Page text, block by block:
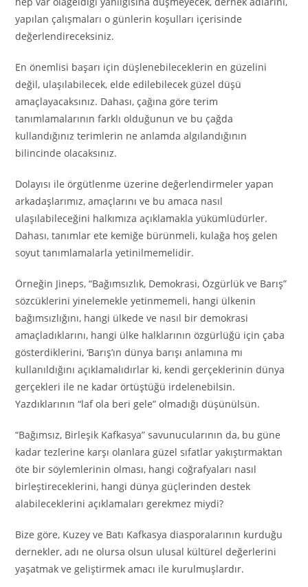
yapılan çalışmaları o günlerin koşulları içerisinde
değerlendireceksiniz.
En önemlisi başarı için düşlenebileceklerin en güzelini
değil, ulaşılabilecek, elde edilebilecek güzel düşü
amaçlayacaksınız. Dahası, çağına göre terim
tanımlamalarının farklı olduğunun ve bu çağda
kullandığınız terimlerin ne anlamda algılandığının
bilincinde olacaksınız.
Dolayısı ile örgütlenme üzerine değerlendirmeler yapan
arkadaşlarımız, amaçlarını ve bu amaca nasıl
ulaşılabileceğini halkımıza açıklamakla yükümlüdürler.
Dahası, tanımlar ete kemiğe bürünmeli, kulağa hoş gelen
soyut tanımlamalarla yetinilmemelidir.
Örneğin Jineps, “Bağımsızlık, Demokrasi, Özgürlük ve Barış”
sözcüklerini yinelemekle yetinmemeli, hangi ülkenin
bağımsızlığını, hangi ülkede ve nasıl bir demokrasi
amaçladıklarını, hangi ülke halklarının özgürlüğü için çaba
gösterdiklerini, ‘Barış’ın dünya barışı anlamına mı
kullanıldığını açıklamalıdırlar ki, kendi gerçeklerinin dünya
gerçekleri ile ne kadar örtüştüğü irdelenebilsin.
Yazdıklarının “laf ola beri gele” olmadığı düşünülsün.
“Bağımsız, Birleşik Kafkasya” savunucularının da, bu güne
kadar tezlerine karşı olanlara güzel sıfatlar yakıştırmaktan
öte bir söylemlerinin olması, hangi coğrafyaları nasıl
birleştireceklerini, hangi dünya güçlerinden destek
alabileceklerini açıklamaları gerekmez miydi?
Bize göre, Kuzey ve Batı Kafkasya diasporalarının kurduğu
dernekler, adı ne olursa olsun ulusal kültürel değerlerini
yaşatmak ve geliştirmek amacı ile kurulmuşlardır.